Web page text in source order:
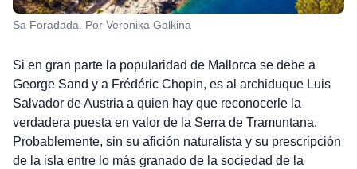
Sa Foradada. Por Veronika Galkina
Si en gran parte la popularidad de Mallorca se debe a
George Sand y a Frédéric Chopin, es al archiduque Luis
Salvador de Austria a quien hay que reconocerle la
verdadera puesta en valor de la Serra de Tramuntana.
Probablemente, sin su afición naturalista y su prescripción
de la isla entre lo más granado de la sociedad de la